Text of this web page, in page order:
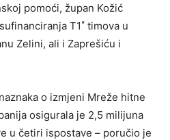
pomoći, župan Kožić
T1˟ timova u
Zelini, ali i Zaprešiću i
o izmjeni Mreže hitne
osigurala je 2,5 milijuna
u četiri ispostave – poručio je